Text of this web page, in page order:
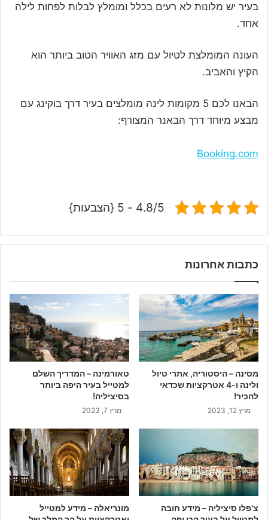
בעיר יש מלונות לא רעים בכלל ומומלץ לבלות לפחות לילה
אחד.
העונה המומלצת לטיול עם מזג האוויר הטוב ביותר הוא
הקיץ והאביב.
הבאנו לכם 5 מקומות לינה מומלצים בעיר דרך בוקינג עם
מבצע מיוחד דרך הבאנר המצורף:
Booking.com
4.8/5 - 5 {הצבעות}
כתבות אחרונות
מסינה – היסטוריה, אתרי טיול
ולינה ו-4 אטרקציות שכדאי
להכיר!
מרץ 12, 2023
טאורמינה – המדריך השלם
למטייל בעיר היפה ביותר
בסיציליה!
מרץ 7, 2023
צ'פלו סיציליה – מידע חובה
מונריאלה – מידע למטייל